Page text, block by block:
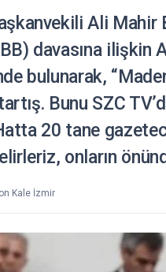
Ali Mahir
davasına ilişkin
bulunarak,
Bunu SZC
20 tane
onların
Kale İzmir